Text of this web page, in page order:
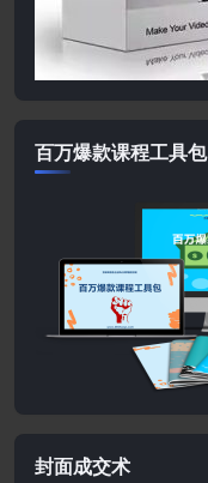
百万爆款课程工具包
封面成交术